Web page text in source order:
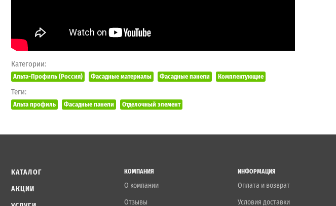
Категории:
Альта-Профиль (Россия) Фасадные материалы Фасадные панели Комплектующие
Теги:
Альта профиль Фасадные панели Отделочный элемент
КАТАЛОГ
АКЦИИ
КОМПАНИЯ
О компании
Отзывы
ИНФОРМАЦИЯ
Оплата и возврат
Условия доставки